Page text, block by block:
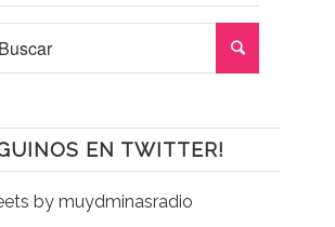
EN TWITTER!
by muydminasradio